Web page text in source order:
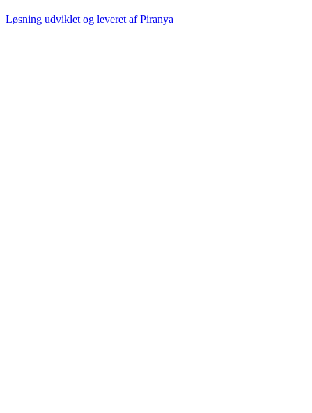
Løsning udviklet og leveret afPiranya